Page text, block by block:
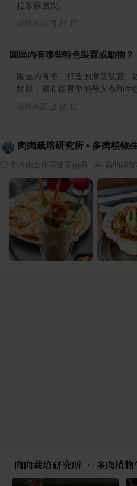
拉米蘇層次。
園區內有哪些特色裝置或動物？
園區內有手工打造的摩艾裝置
物群，還有復育中的螢火蟲和生
肉肉栽培研究所 • 多肉植物
照片由合作部落客拍攝，AI 協助篩選
肉肉栽培研究所 • 多肉植物